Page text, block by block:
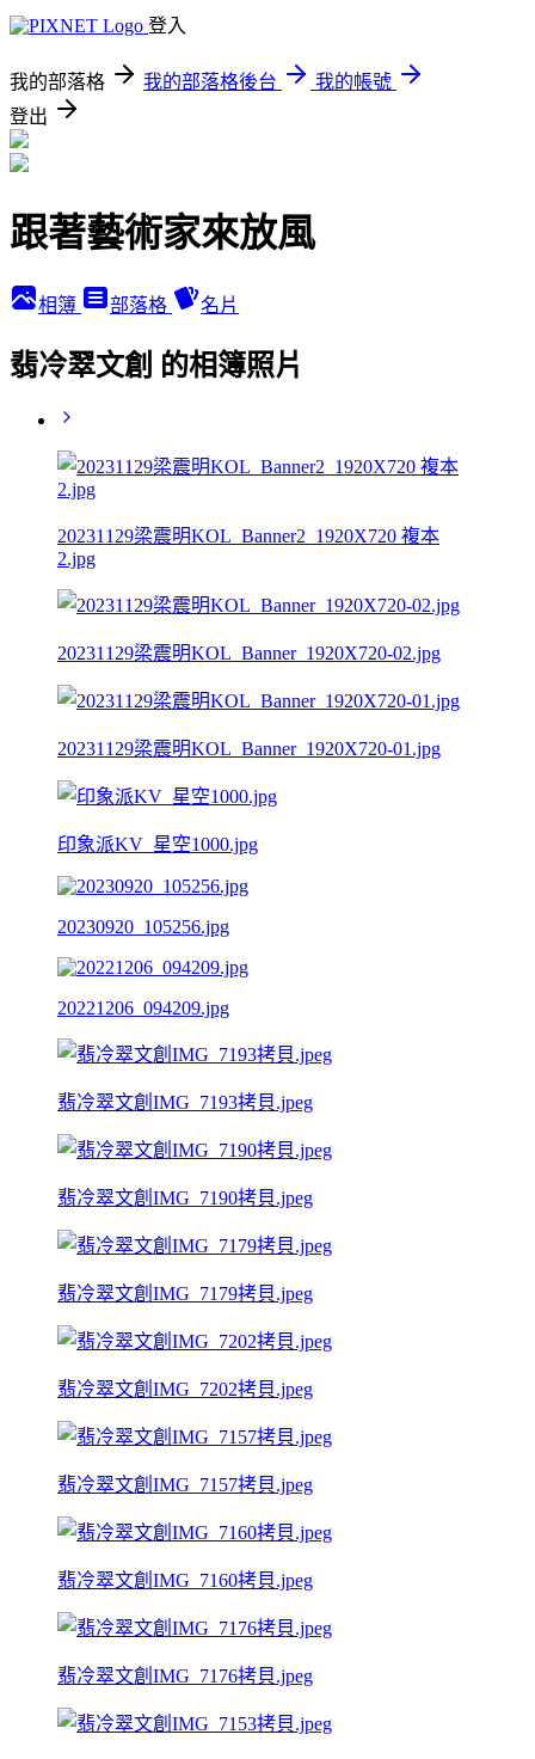
登入
我的部落格 我的部落格後台
我的帳號
登出
跟著藝術家來放風
相簿 部落格 名片
翡冷翠文創 的相簿照片
20231129梁震明KOL_Banner2_1920X720 複本
2.jpg
20231129梁震明KOL_Banner_1920X720-02.jpg
20231129梁震明KOL_Banner_1920X720-01.jpg
印象派KV_星空1000.jpg
20230920_105256.jpg
20221206_094209.jpg
翡冷翠文創IMG_7193拷貝.jpeg
翡冷翠文創IMG_7190拷貝.jpeg
翡冷翠文創IMG_7179拷貝.jpeg
翡冷翠文創IMG_7202拷貝.jpeg
翡冷翠文創IMG_7157拷貝.jpeg
翡冷翠文創IMG_7160拷貝.jpeg
翡冷翠文創IMG_7176拷貝.jpeg